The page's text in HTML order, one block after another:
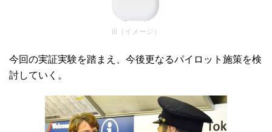
ili（イメージ）
今回の実証実験を踏まえ、今後更なるパイロット施策を検
討していく。